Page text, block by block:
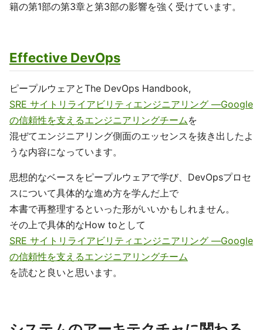
籍の第1部の第3章と第3部の影響を強く受けています。
Effective DevOps
ピープルウェアとThe DevOps Handbook,
SRE サイトリライアビリティエンジニアリング ―Google
の信頼性を支えるエンジニアリングチームを
混ぜてエンジニアリング側面のエッセンスを抜き出したよ
うな内容になっています。
思想的なベースをピープルウェアで学び、DevOpsプロセ
スについて具体的な進め方を学んだ上で
本書で再整理するといった形がいいかもしれません。
その上で具体的なHow toとして
SRE サイトリライアビリティエンジニアリング ―Google
の信頼性を支えるエンジニアリングチーム
を読むと良いと思います。